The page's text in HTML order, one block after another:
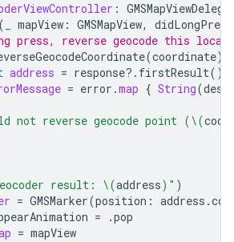
:
( mapView : GMSMapView,
press, reverse geocode this
(coordinate)
address = response?. firstResult()
= error .map { String(
not reverse geocode point (\(
result: \(address) " )
= GMSMarker(position : address .
= .pop
= mapView